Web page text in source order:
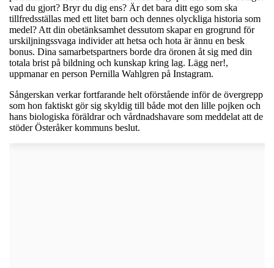
vad du gjort? Bryr du dig ens? Är det bara ditt ego som ska
tillfredsställas med ett litet barn och dennes olyckliga historia som
medel? Att din obetänksamhet dessutom skapar en grogrund för
urskiljningssvaga individer att hetsa och hota är ännu en besk
bonus. Dina samarbetspartners borde dra öronen åt sig med din
totala brist på bildning och kunskap kring lag. Lägg ner!,
uppmanar en person Pernilla Wahlgren på Instagram.
Sångerskan verkar fortfarande helt oförstående inför de övergrepp
som hon faktiskt gör sig skyldig till både mot den lille pojken och
hans biologiska föräldrar och vårdnadshavare som meddelat att de
stöder Österåker kommuns beslut.